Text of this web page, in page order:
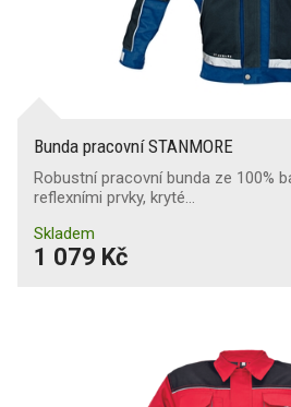
Bunda pracovní STANMORE
Robustní pracovní bunda ze 100%
reflexními prvky, kryté…
Skladem
1 079 Kč